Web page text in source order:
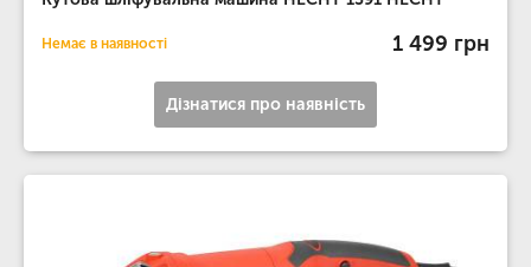
Немає в наявності 1 499 грн
Дізнатися про наявність